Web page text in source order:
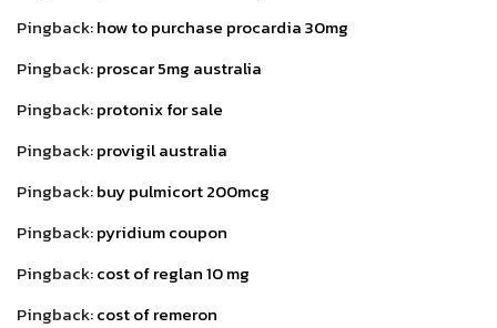
Pingback:how to purchase procardia 30mg
Pingback:proscar 5mg australia
Pingback:protonix for sale
Pingback:provigil australia
Pingback:buy pulmicort 200mcg
Pingback:pyridium coupon
Pingback:cost of reglan 10 mg
Pingback:cost of remeron